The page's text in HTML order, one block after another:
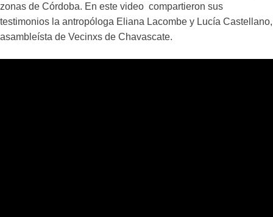
zonas de Córdoba. En este video compartieron sus
testimonios la antropóloga Eliana Lacombe y Lucía Castellano,
asambleísta de Vecinxs de Chavascate.